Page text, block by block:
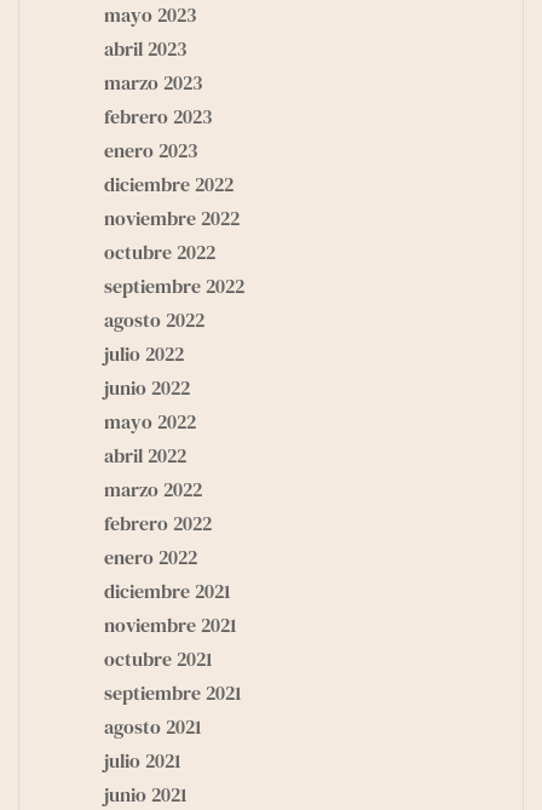
mayo 2023
abril 2023
marzo 2023
febrero 2023
enero 2023
diciembre 2022
noviembre 2022
octubre 2022
septiembre 2022
agosto 2022
julio 2022
junio 2022
mayo 2022
abril 2022
marzo 2022
febrero 2022
enero 2022
diciembre 2021
noviembre 2021
octubre 2021
septiembre 2021
agosto 2021
julio 2021
junio 2021